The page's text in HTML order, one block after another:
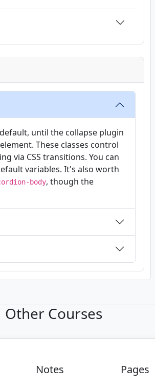
until the collapse plugin
These classes control
via CSS transitions. You can
variables. It's also worth
body, though the
Other Courses
Notes Pages